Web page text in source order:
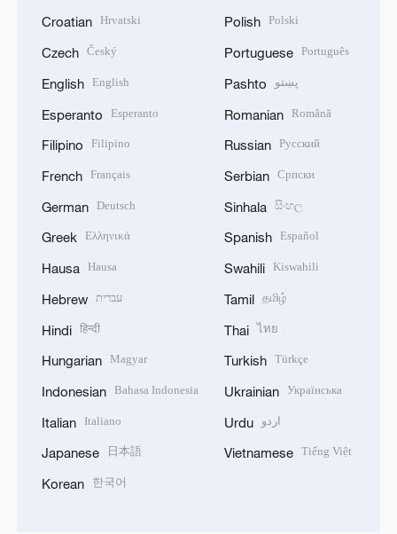
Croatian Hrvatski
Czech Český
English English
Esperanto Esperanto
Filipino Filipino
French Français
German Deutsch
Greek Ελληνικά
Hausa Hausa
Hebrew עברית
Hindi हिन्दी
Hungarian Magyar
Indonesian Bahasa Indonesia
Italian Italiano
Japanese 日本語
Korean 한국어
Polish Polski
Portuguese Português
Pashto پښتو
Romanian Română
Russian Русский
Serbian Српски
Sinhala සිංහල
Spanish Español
Swahili Kiswahili
Tamil தமிழ்
Thai ไทย
Turkish Türkçe
Ukrainian Українська
Urdu اردو
Vietnamese Tiếng Việt